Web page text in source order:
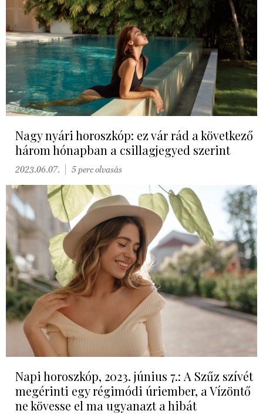
Nagy nyári horoszkóp: ez vár rád a következő
három hónapban a csillagjegyed szerint
2023.06.07. 5 perc olvasás
Napi horoszkóp, 2023. június 7.: A Szűz szívét
megérinti egy régimódi úriember, a Vízöntő
ne kövesse el ma ugyanazt a hibát